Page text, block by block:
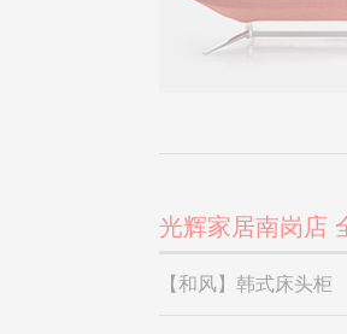
光辉家居南岗店
【和风】韩式床头柜